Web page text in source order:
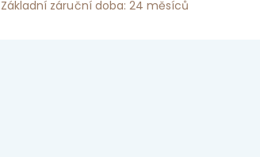
Základní záruční doba: 24 měsíců